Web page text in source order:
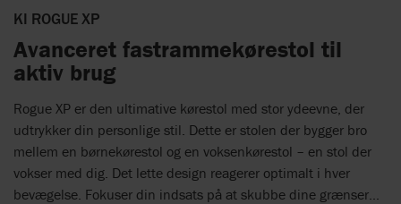
KI ROGUE XP
Avanceret fastrammekørestol til
aktiv brug
Rogue XP er den ultimative kørestol med stor ydeevne, der
udtrykker din personlige stil. Dette er stolen der bygger bro
mellem en børnekørestol og en voksenkørestol – en stol der
vokser med dig. Det lette design reagerer optimalt i hver
bevægelse. Fokuser din indsats på at skubbe dine grænser...